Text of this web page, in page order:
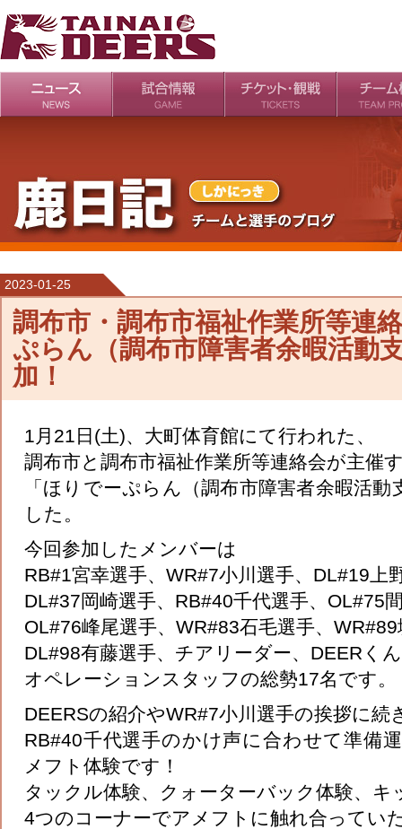
2023-01-25
調布市・調布市福祉作業所等連
ぷらん（調布市障害者余暇活動
加！
1月21日(土)、大町体育館にて行われた、
調布市と調布市福祉作業所等連絡会が主催
「ほりでーぷらん（調布市障害者余暇活
した。
今回参加したメンバーは
RB#1宮幸選手、WR#7小川選手、DL#19上
DL#37岡崎選手、RB#40千代選手、OL#75
OL#76峰尾選手、WR#83石毛選手、
DL#98有藤選手、チアリーダー、DEERく
オペレーションスタッフの総勢17名です。
DEERSの紹介やWR#7小川選手の挨拶に続
RB#40千代選手のかけ声に合わせて準備
メフト体験です！
タックル体験、クォーターバック体験、キ
4つのコーナーでアメフトに触れ合ってい